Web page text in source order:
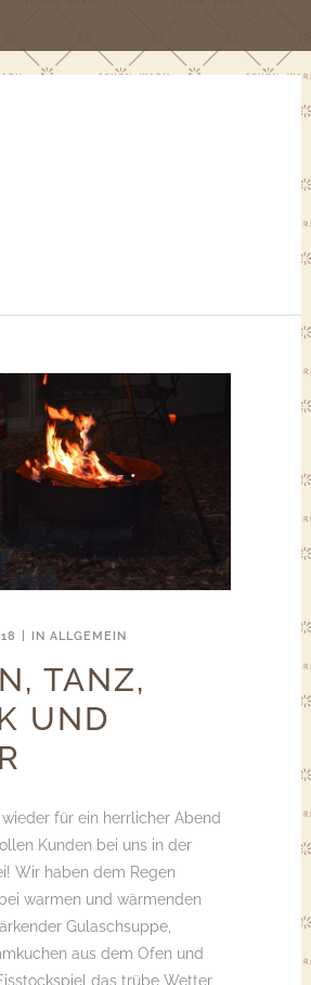
IN ALLGEMEIN
TANZ,
UND
für ein herrlicher Abend
Kunden bei uns in der
Wir haben dem Regen
warmen und wärmenden
Gulaschsuppe,
aus dem Ofen und
das trübe Wetter